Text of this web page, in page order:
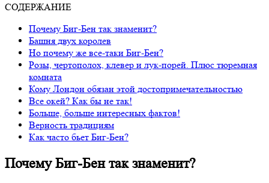
СОДЕРЖАНИЕ
Почему Биг-Бен так знаменит?
Башня двух королев
Но почему же все-таки Биг-Бен?
Розы, чертополох, клевер и лук-порей. Плюс тюремная
комната
Кому Лондон обязан этой достопримечательностью
Все окей? Как бы не так!
Больше, больше интересных фактов!
Верность традициям
Как часто бьет Биг-Бен?
Почему Биг-Бен так знаменит?